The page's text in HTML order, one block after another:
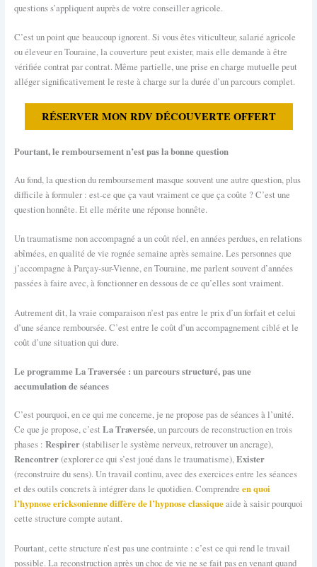
questions s’appliquent auprès de votre conseiller agricole.
C’est un point que beaucoup ignorent. Si vous êtes viticulteur, salarié agricole
ou éleveur en Touraine, la couverture peut exister, mais elle demande à être
vérifiée contrat par contrat. Même partielle, une prise en charge mutuelle peut
alléger significativement le reste à charge sur la durée d’un parcours complet.
RÉSERVER MON RDV DÉCOUVERTE OFFERT
Pourtant, le remboursement n’est pas la bonne question
Au fond, la question du remboursement masque souvent une autre question, plus
difficile à formuler : est-ce que ça vaut vraiment ce que ça coûte ? C’est une
question honnête. Et elle mérite une réponse honnête.
Un traumatisme non accompagné a un coût réel, en années perdues, en relations
abîmées, en qualité de vie rognée semaine après semaine. Les personnes que
j’accompagne à Parçay-sur-Vienne, en Touraine, me parlent souvent d’années
passées à faire avec, à fonctionner en dessous de ce qu’elles sont vraiment.
Autrement dit, la vraie comparaison n’est pas entre le prix d’un forfait et celui
d’une séance remboursée. C’est entre le coût d’un accompagnement ciblé et le
coût d’une situation qui dure.
Le programme La Traversée : un parcours structuré, pas une
accumulation de séances
C’est pourquoi, en ce qui me concerne, je ne propose pas de séances à l’unité.
Ce que je propose, c’est La Traversée, un parcours de reconstruction en trois
phases : Respirer(stabiliser le système nerveux, retrouver un ancrage),
Rencontrer(explorer ce qui s’est joué dans le traumatisme),Exister
(reconstruire du sens). Un travail continu, avec des exercices entre les séances
et des outils concrets à intégrer dans le quotidien. Comprendre en quoi
l’hypnose ericksonienne diffère de l’hypnose classiqueaide à saisir pourquoi
cette structure compte autant.
Pourtant, cette structure n’est pas une contrainte : c’est ce qui rend le travail
possible. La reconstruction après un choc de vie ne se fait pas en venant quand